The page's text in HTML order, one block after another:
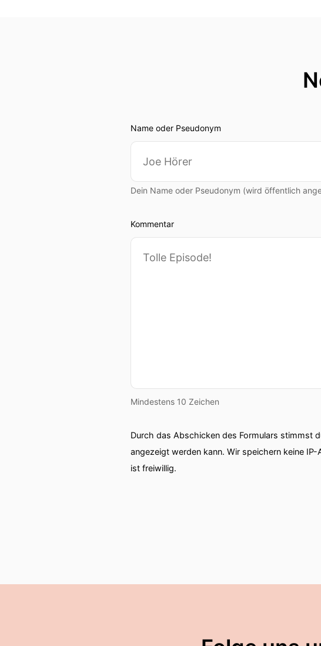
Name oder Pseudonym
Dein Name oder Pseudonym (wird öffentlich
Kommentar
Mindestens 10 Zeichen
Durch das Abschicken des Formulars stimmst
angezeigt werden kann. Wir speichern keine
ist freiwillig.